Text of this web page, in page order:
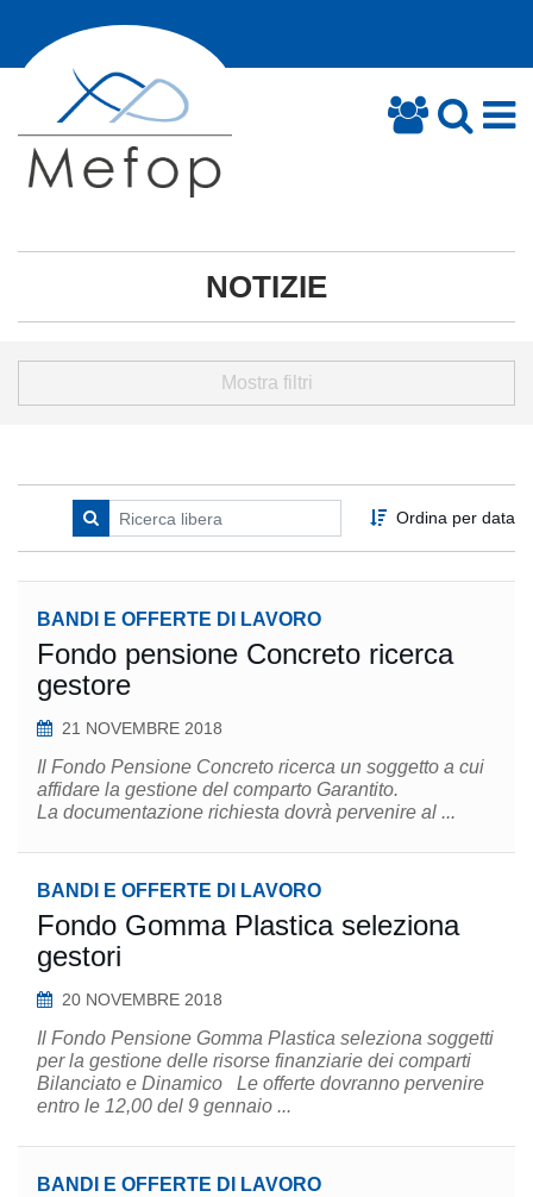
NOTIZIE
Mostra filtri
Ordina per data
BANDI E OFFERTE DI LAVORO
Fondo pensione Concreto ricerca
gestore
21 NOVEMBRE 2018
Il Fondo Pensione Concreto ricerca un soggetto a cui
affidare la gestione del comparto Garantito.
La documentazione richiesta dovrà pervenire al ...
BANDI E OFFERTE DI LAVORO
Fondo Gomma Plastica seleziona
gestori
20 NOVEMBRE 2018
Il Fondo Pensione Gomma Plastica seleziona soggetti
per la gestione delle risorse finanziarie dei comparti
Bilanciato e Dinamico Le offerte dovranno pervenire
entro le 12,00 del 9 gennaio ...
BANDI E OFFERTE DI LAVORO